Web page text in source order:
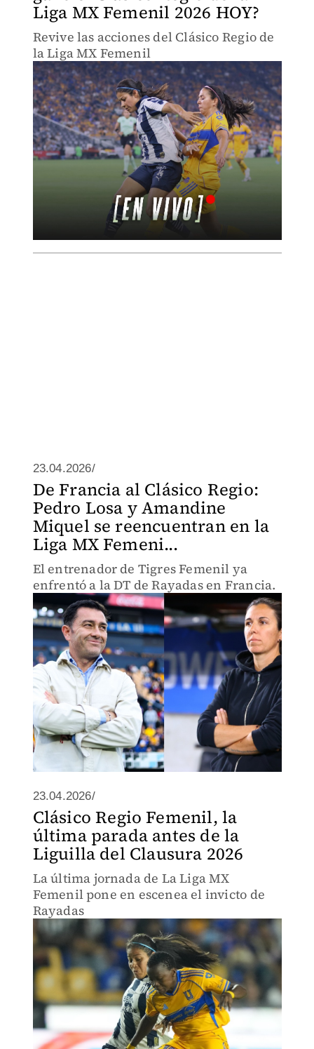
Liga MX Femenil 2026 HOY?
Revive las acciones del Clásico Regio de
la Liga MX Femenil
23.04.2026/
De Francia al Clásico Regio:
Pedro Losa y Amandine
Miquel se reencuentran en la
Liga MX Femeni...
El entrenador de Tigres Femenil ya
enfrentó a la DT de Rayadas en Francia.
23.04.2026/
Clásico Regio Femenil, la
última parada antes de la
Liguilla del Clausura 2026
La última jornada de La Liga MX
Femenil pone en escenea el invicto de
Rayadas